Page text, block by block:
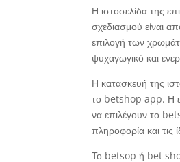
Η ιστοσελίδα της
σχεδιασμού είναι
επιλογή των
ψυχαγωγικό και
Η κατασκευή της
το betshop app. Η
να επιλέγουν το
πληροφορία και τις
Το betsop ή bet shop